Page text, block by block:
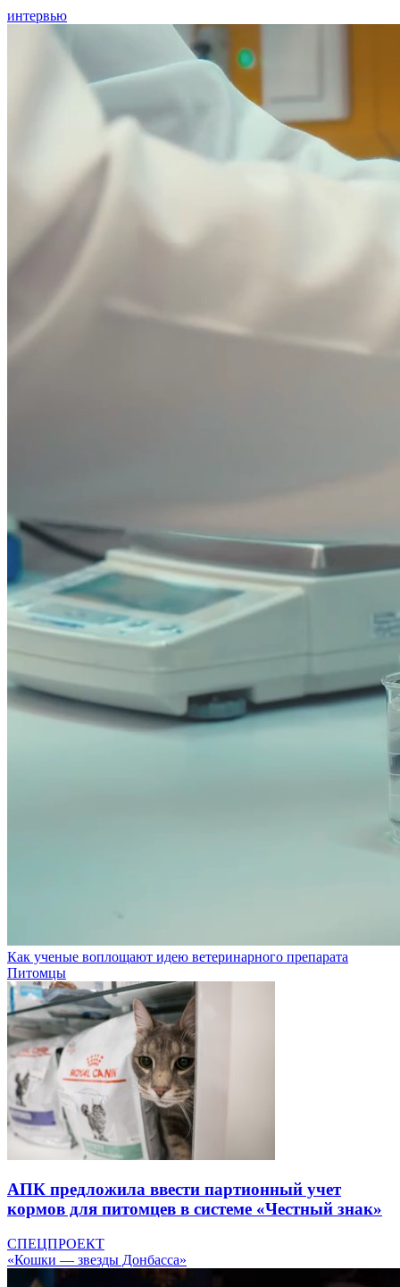
интервью
Как ученые воплощают идею ветеринарного препарата
Питомцы
АПК предложила ввести партионный учет
кормов для питомцев в системе «Честный знак»
СПЕЦПРОЕКТ
«Кошки — звезды Донбасса»